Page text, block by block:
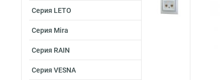
Серия LETO
Серия Mira
Серия RAIN
Серия VESNA